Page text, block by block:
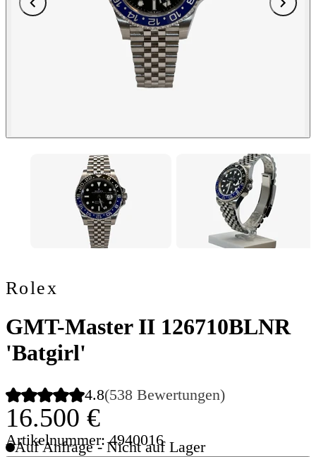
Rolex
GMT-Master II 126710BLNR
'Batgirl'
4.8(538 Bewertungen)
16.500 €
Artikelnummer: 4940016
Auf Anfrage - Nicht auf Lager